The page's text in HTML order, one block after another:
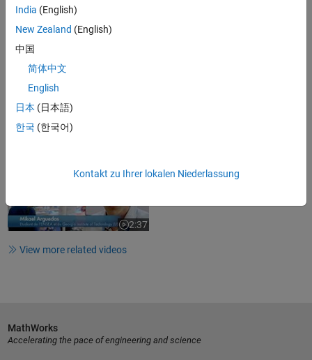
2:37
Video length is 2:37
learn how to better use...
View more related videos
India (English)
New Zealand (English)
中国
简体中文
English
日本 (日本語)
한국 (한국어)
Kontakt zu Ihrer lokalen Niederlassung
MathWorks
Accelerating the pace of engineering and science